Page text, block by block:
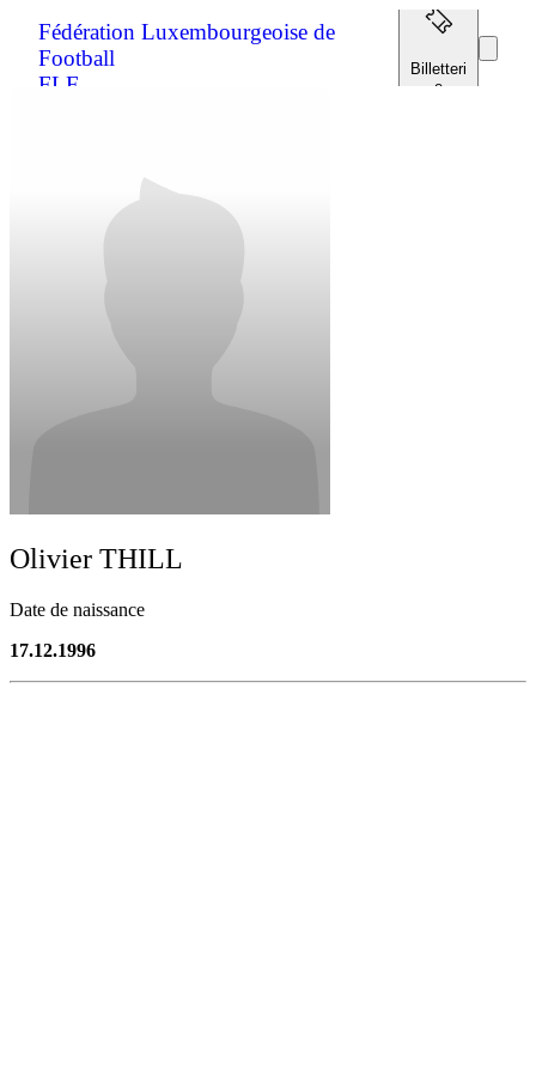
Fédération Luxembourgeoise de
Football
FLF
Billetteri
e
Olivier THILL
Date de naissance
17.12.1996